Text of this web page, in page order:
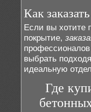
Как
Если вы хотите
покрытие,
выбрать
идеальную
Где